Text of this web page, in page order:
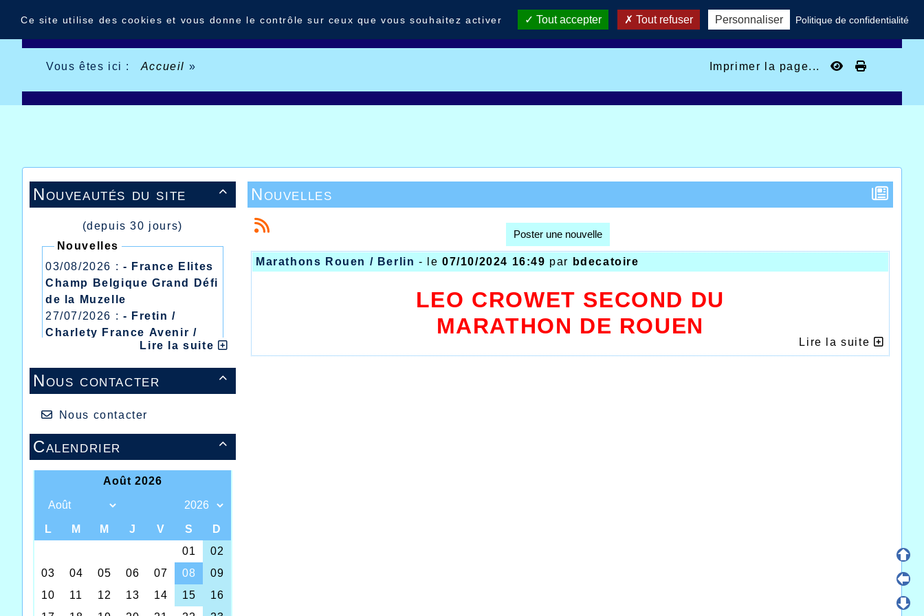
Vous êtes ici : Accueil » Imprimer la page...

Nouveautés du site
(depuis 30 jours)
Nouvelles
03/08/2026 : - France Elites
Champ Belgique Grand Défi
de la Muzelle
27/07/2026 : - Fretin /
Charlety France Avenir /
Heusden Zolder
20/07/2026 :- Courtrai /
Mont des Cats
Meeting Abeilles /
Régionaux /
Lire la suite

Nous contacter
Nous contacter

Calendrier
Nouvelles
Poster une nouvelle
Marathons Rouen / Berlin - le07/10/2024 16:49 par bdecatoire
LEO CROWET SECOND DU
MARATHON DE ROUEN
Lire la suite
Ce site utilise des cookies et vous donne le contrôle sur ceux que vous souhaitez activer Tout accepter Tout refuser Personnaliser Politique de confidentialité